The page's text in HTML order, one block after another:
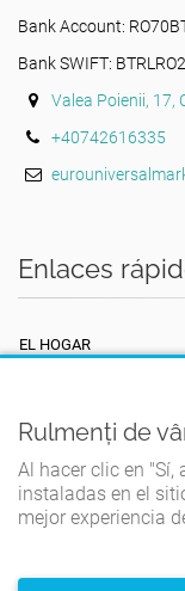
Bank Account:
Bank SWIFT:
Valea Poienii, 17,
+40742616335
Enlaces
EL HOGAR
POLÍTICA DE
CONTACTO
Rulmenți de
Al hacer clic en "Sí,
instaladas en el
mejor experiencia